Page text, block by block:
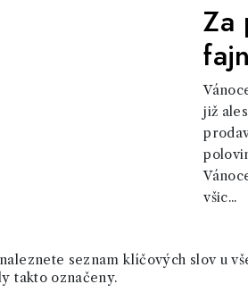
Za
již
všic...
seznam klíčových slov u
takto označeny.